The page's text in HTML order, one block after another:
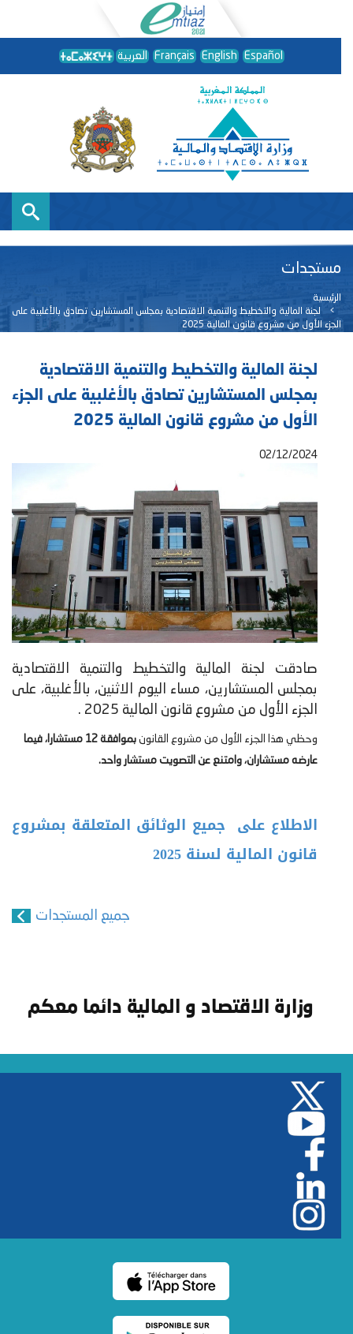
العربية Français English Español
مستجدات
الرئيسية
لجنة المالية والتخطيط والتنمية الاقتصادية بمجلس المستشارين تصادق بالأغلبية على
الجزء الأول من مشروع قانون المالية 2025
لجنة المالية والتخطيط والتنمية الاقتصادية
بمجلس المستشارين تصادق بالأغلبية على الجزء
الأول من مشروع قانون المالية 2025
02/12/2024
صادقت لجنة المالية والتخطيط والتنمية الاقتصادية
بمجلس المستشارين، مساء اليوم الاثنين، بالأغلبية، على
الجزء الأول من مشروع قانون المالية 2025 .
وحظي هذا الجزء الأول من مشروع القانون
بموافقة 12 مستشارا، فيما
عارضه مستشاران، وامتنع عن التصويت مستشار واحد.
الاطلاع على جميع الوثائق المتعلقة بمشروع
قانون المالية لسنة 2025
جميع المستجدات
وزارة الاقتصاد و المالية دائما معكم